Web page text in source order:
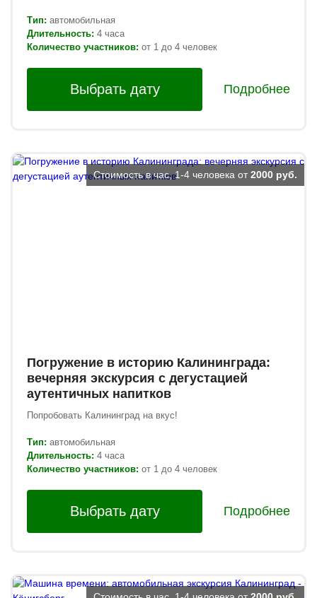
Тип: автомобильная
Длительность: 4 часа
Количество участников: от 1 до 4 человек
Выбрать дату Подробнее
Погружение в историю Калининграда:
вечерняя экскурсия с дегустацией
аутентичных напитков
Попробовать Калининград на вкус!
Тип: автомобильная
Длительность: 4 часа
Количество участников: от 1 до 4 человек
Стоимость в час, 1-4 человека от 2000 руб.
Выбрать дату Подробнее